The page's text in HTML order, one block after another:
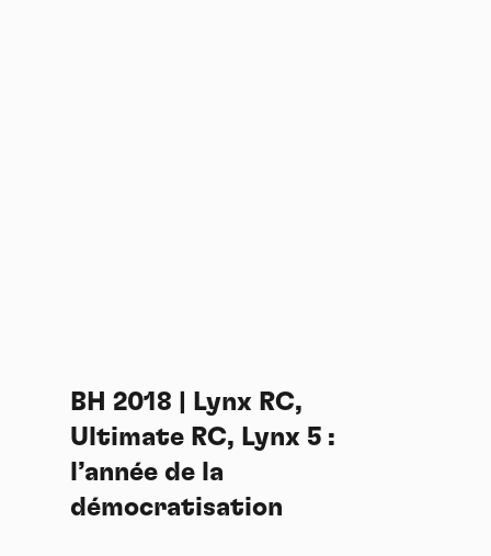
BH 2018 | Lynx RC,
Ultimate RC, Lynx 5 :
l’année de la
démocratisation